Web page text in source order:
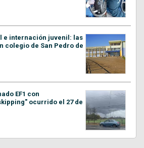
e internación juvenil: las
colegio de San Pedro de
EF1 con
ocurrido el 27 de